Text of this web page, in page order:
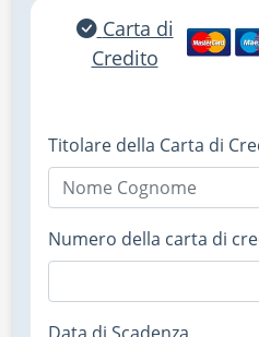
Carta di
Credito
Titolare della Carta di
Numero della carta di